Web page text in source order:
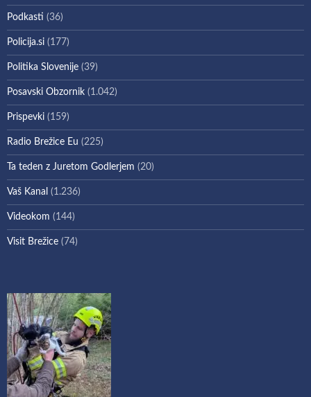
Podkasti (36)
Policija.si (177)
Politika Slovenije (39)
Posavski Obzornik (1.042)
Prispevki (159)
Radio Brežice Eu (225)
Ta teden z Juretom Godlerjem (20)
Vaš Kanal (1.236)
Videokom (144)
Visit Brežice (74)